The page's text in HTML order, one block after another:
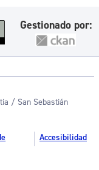
Gestionado por:
/ San Sebastián
Accesibilidad